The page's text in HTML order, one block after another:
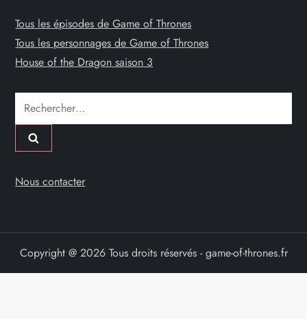
Tous les épisodes de Game of Thrones
Tous les personnages de Game of Thrones
House of the Dragon saison 3
Rechercher :
Nous contacter
Copyright @ 2026 Tous droits réservés - game-of-thrones.fr